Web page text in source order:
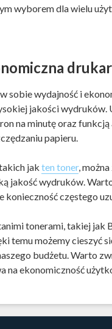
wyborem dla wielu
sobie wydajność i
jakości wydruków.
na minutę oraz
papieru.
jak ten toner,
jakość wydruków.
częstego
tonerami, takiej jak
temu możemy cieszyć
budżetu. Warto
na ekonomiczność